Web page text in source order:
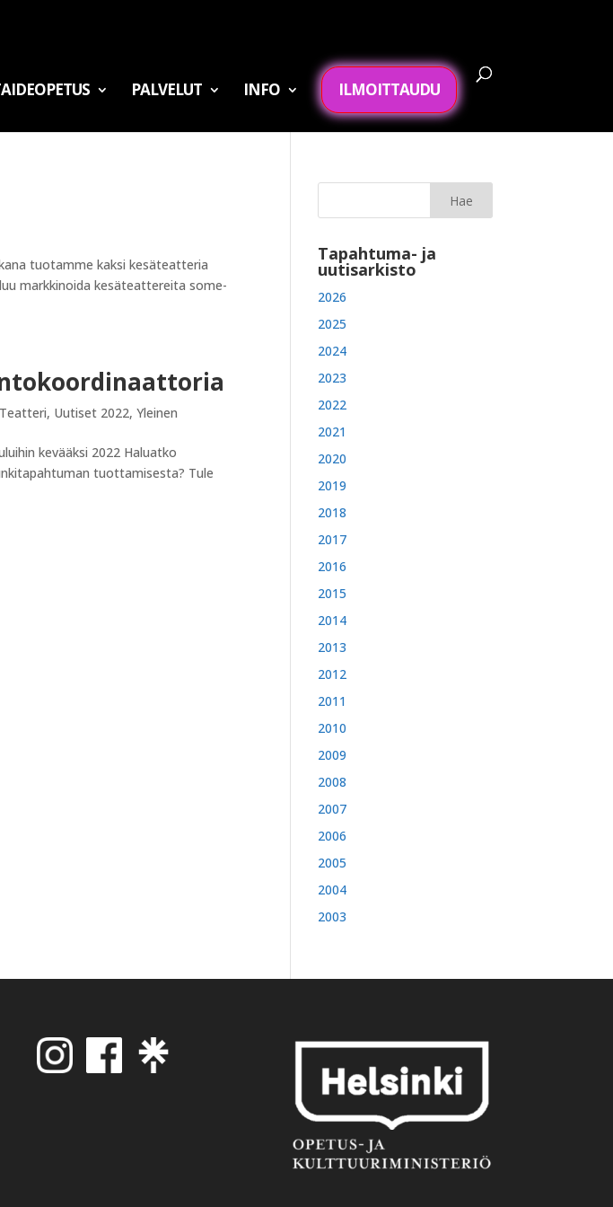
PALVELUT INFO ILMOITTAUDU
tuotamme kaksi kesäteatteria
markkinoida kesäteattereita some-
Teatteri, Uutiset 2022,Yleinen
kevääksi 2022 Haluatko
tuottamisesta? Tule
Tapahtuma- ja
uutisarkisto
2026
2025
2024
2023
2022
2021
2020
2019
2018
2017
2016
2015
2014
2013
2012
2011
2010
2009
2008
2007
2006
2005
2004
2003